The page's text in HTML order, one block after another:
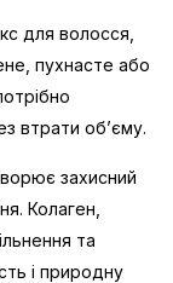
для волосся,
пухнасте або
втрати об’єму.
захисний
Колаген,
та
і природну